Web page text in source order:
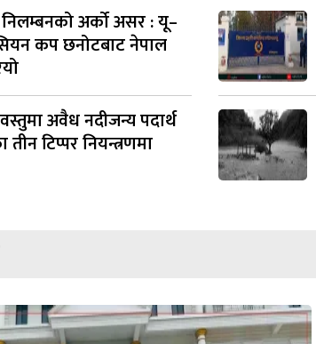
अर्को असर : यू–
कप छनोटबाट नेपाल
अवैध नदीजन्य पदार्थ
टिप्पर नियन्त्रणमा